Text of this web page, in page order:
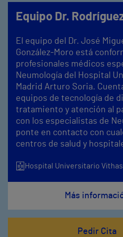
Equipo Dr.
El equipo del Dr. José
González-Moro está
profesionales médicos
Neumología del Hospital
Madrid Arturo Soria.
equipos de tecnología de
tratamiento y atención al
con los especialistas de
ponte en contacto con
centros de salud y
Hospital Universitario
Más
Pedir Cita